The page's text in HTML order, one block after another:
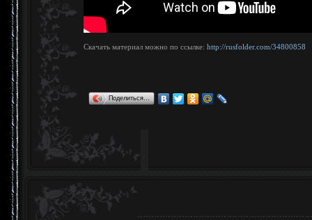
Скачать материал можно по ссылке: http://rusfolder.com/34800858
Поделиться…